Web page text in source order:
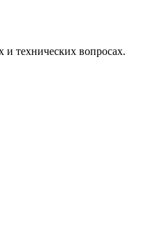
технических вопросах.